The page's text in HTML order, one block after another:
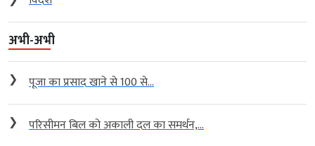
अभी-अभी
❯ पूजा का प्रसाद खाने से 100 से...
❯ परिसीमन बिल को अकाली दल का समर्थन,...